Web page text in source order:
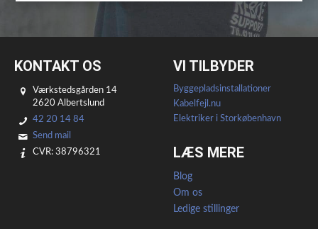
KONTAKT OS
Værkstedsgården 14
2620 Albertslund
42 20 14 84
Send mail
CVR: 38796321
VI TILBYDER
Byggepladsinstallationer
Kabelfejl.nu
Elektriker i Storkøbenhavn
LÆS MERE
Blog
Om os
Ledige stillinger